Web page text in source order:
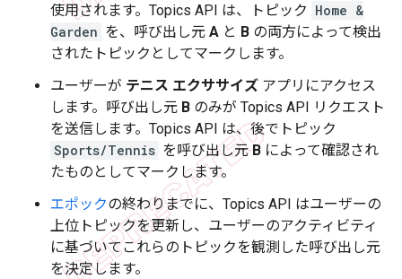
使用されます。Topics API は、トピック Home &
Garden を、呼び出し元 A と B の両方によって検出
されたトピックとしてマークします。
ユーザーが テニス エクササイズ アプリにアクセス
します。呼び出し元 B のみが Topics API リクエスト
を送信します。Topics API は、後でトピック
Sports/Tennis を呼び出し元B によって確認され
たものとしてマークします。
エポックの終わりまでに、Topics API はユーザーの
上位トピックを更新し、ユーザーのアクティビティ
に基づいてこれらのトピックを観測した呼び出し元
を決定します。